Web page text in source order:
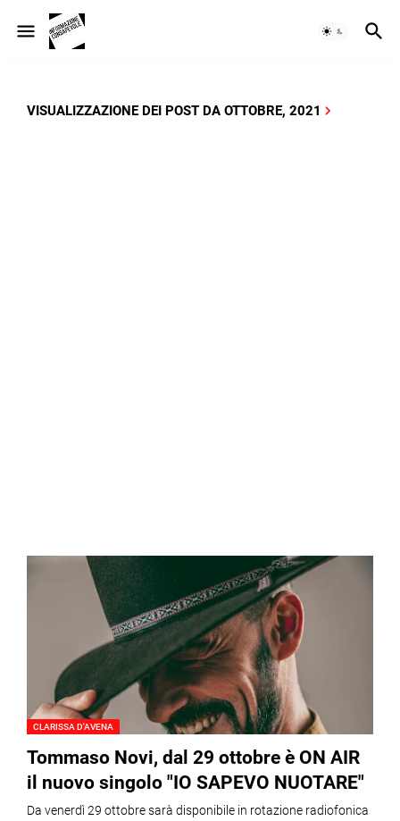
VISUALIZZAZIONE DEI POST DA OTTOBRE, 2021
CLARISSA D'AVENA
Tommaso Novi, dal 29 ottobre è ON AIR
il nuovo singolo "IO SAPEVO NUOTARE"
Da venerdì 29 ottobre sarà disponibile in rotazione radiofonica